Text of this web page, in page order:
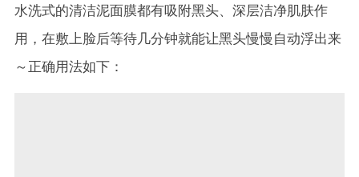
水洗式的清洁泥面膜都有吸附黑头、深层洁净肌肤作
用，在敷上脸后等待几分钟就能让黑头慢慢自动浮出来
～正确用法如下：